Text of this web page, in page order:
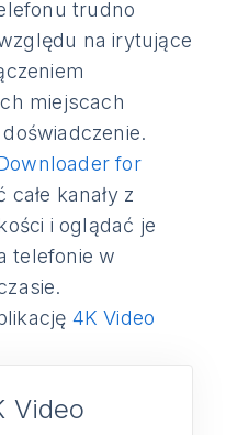
trudno
na irytujące
miejscach
for
kanały z
i oglądać je
telefonie w
4K Video
Video